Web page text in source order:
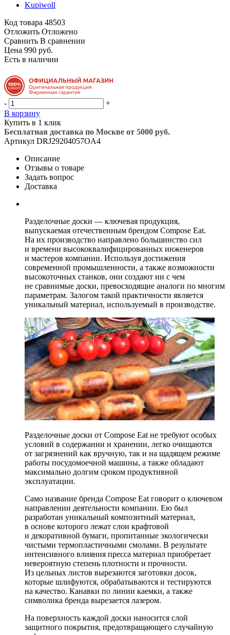
Код товара 48503
Отложить Отложено
Сравнить В сравнении
Цена 990 руб.
Есть в наличии
-
+
В корзину
Купить в 1 клик
Бесплатная доставка по Москве от 5000 руб.
Артикул DRJ29204057OA4
Описание
Отзывы о товаре
Задать вопрос
Доставка
Разделочные доски — ключевая продукция,
выпускаемая отечественным брендом Compose Eat.
На их производство направлено большинство сил
и времени высококвалифицированных инженеров
и мастеров компании. Используя достижения
современной промышленности, а также возможности
высокоточных станков, они создают ни с чем
не сравнимые доски, превосходящие аналоги по многим
параметрам. Залогом такой практичности является
уникальный материал, используемый в производстве.
Разделочные доски от Compose Eat не требуют особых
условий в содержании и хранении, легко очищаются
от загрязнений как вручную, так и на щадящем режиме
работы посудомоечной машины, а также обладают
максимально долгим сроком продуктивной
эксплуатации.
Само название бренда Compose Eat говорит о ключевом
направлении деятельности компании. Ею был
разработан уникальный композитный материал,
в основе которого лежат слои крафтовой
и декоративной бумаги, пропитанные экологически
чистыми термопластичными смолами. В результате
интенсивного влияния пресса материал приобретает
невероятную степень плотности и прочности.
Из цельных листов вырезаются заготовки досок,
которые шлифуются, обрабатываются и тестируются
на качество. Канавки по линии каемки, а также
символика бренда вырезается лазером.
На поверхность каждой доски наносится слой
защитного покрытия, предотвращающего случайную